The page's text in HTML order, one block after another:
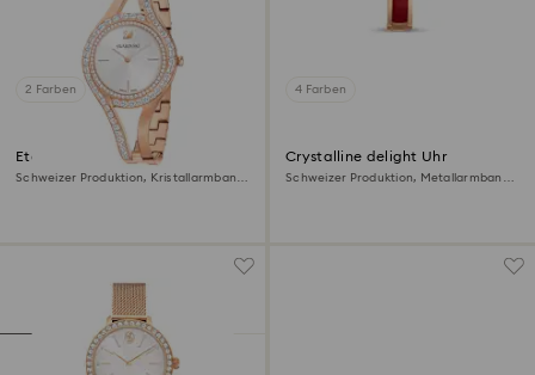
2 Farben
Eternal Uhr
Schweizer Produktion, Kristallarmband,
4 Farben
Crystalline delight Uhr
Schweizer Produktion, Metallarmband,